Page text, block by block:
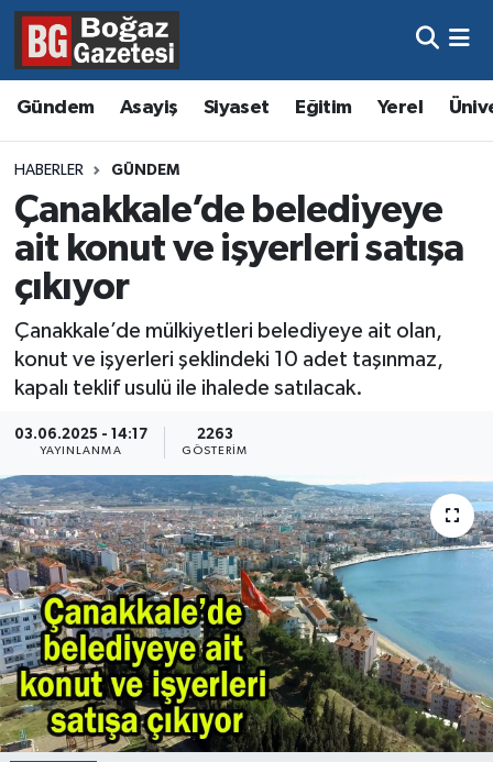
Gündem Asayiş Siyaset Eğitim Yerel
HABERLER GÜNDEM
Çanakkale’de belediyeye
ait konut ve işyerleri satışa
çıkıyor
Çanakkale’de mülkiyetleri belediyeye ait olan,
konut ve işyerleri şeklindeki 10 adet taşınmaz,
kapalı teklif usulü ile ihalede satılacak.
03.06.2025 - 14:17
YAYINLANMA
2263
GÖSTERIM
Asayiş
Eğitim
Ekonomi
Gündem
Kültür ve Sanat
Magazin
Sağlık
Hava Durumu
Trafik Durumu
Süper Lig Puan Durumu ve Fikstür
Tüm Manşetler
Son Dakika Haberleri
Haber Arşivi